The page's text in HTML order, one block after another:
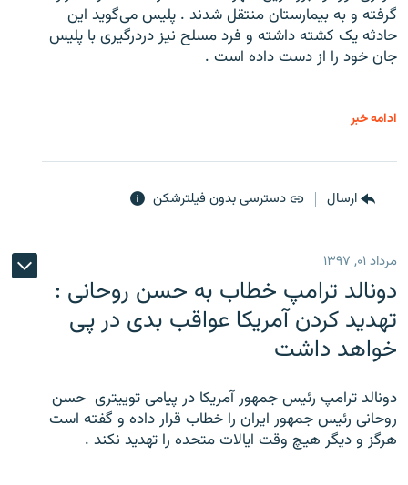
گرفته و به بیمارستان منتقل شدند . پلیس می‌گوید این
حادثه یک کشته داشته و فرد مسلح نیز دردرگیری با پلیس
جان خود را از دست داده است .
ادامه خبر
ارسال دسترسی بدون فیلترشکن
مرداد ۰۱, ۱۳۹۷
دونالد ترامپ خطاب به حسن روحانی :
تهدید کردن آمریکا عواقب بدی در پی
خواهد داشت
دونالد ترامپ رئیس جمهور آمریکا در پیامی توییتری ‌ حسن
روحانی رئیس جمهور ایران را خطاب قرار داده و گفته است
هرگز و دیگر هیچ وقت ایالات متحده را تهدید نکند .